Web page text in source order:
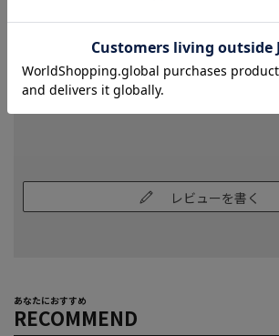
レビューを書く
あなたにおすすめ
RECOMMEND